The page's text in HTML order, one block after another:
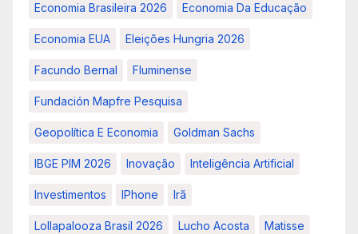
Economia Brasileira 2026 Economia Da Educação
Economia EUA Eleições Hungria 2026
Facundo Bernal Fluminense
Fundación Mapfre Pesquisa
Geopolítica E Economia Goldman Sachs
IBGE PIM 2026 Inovação Inteligência Artificial
Investimentos IPhone Irã
Lollapalooza Brasil 2026 Lucho Acosta Matisse